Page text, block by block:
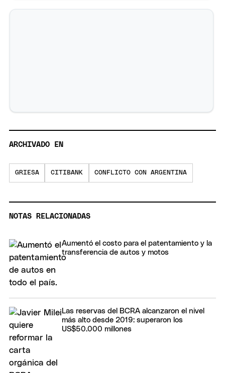
ARCHIVADO EN
GRIESA CITIBANK CONFLICTO CON ARGENTINA
NOTAS RELACIONADAS
Aumentó el costo para el patentamiento y la
transferencia de autos y motos
Las reservas del BCRA alcanzaron el nivel
más alto desde 2019: superaron los
US$50.000 millones